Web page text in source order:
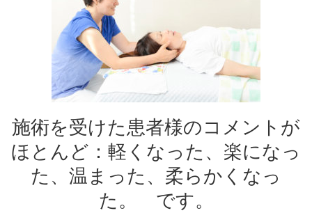
施術を受けた患者様のコメントが
ほとんど：軽くなった、楽になっ
た、温まった、柔らかくなっ
た。 です。